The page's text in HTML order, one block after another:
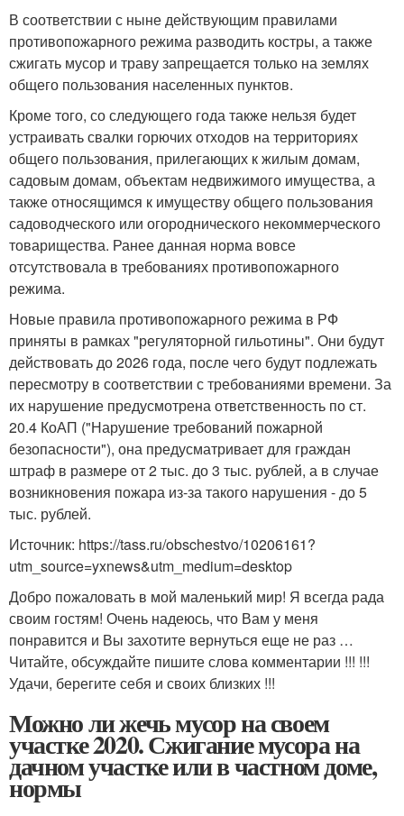
В соответствии с ныне действующим правилами
противопожарного режима разводить костры, а также
сжигать мусор и траву запрещается только на землях
общего пользования населенных пунктов.
Кроме того, со следующего года также нельзя будет
устраивать свалки горючих отходов на территориях
общего пользования, прилегающих к жилым домам,
садовым домам, объектам недвижимого имущества, а
также относящимся к имуществу общего пользования
садоводческого или огороднического некоммерческого
товарищества. Ранее данная норма вовсе
отсутствовала в требованиях противопожарного
режима.
Новые правила противопожарного режима в РФ
приняты в рамках "регуляторной гильотины". Они будут
действовать до 2026 года, после чего будут подлежать
пересмотру в соответствии с требованиями времени. За
их нарушение предусмотрена ответственность по ст.
20.4 КоАП ("Нарушение требований пожарной
безопасности"), она предусматривает для граждан
штраф в размере от 2 тыс. до 3 тыс. рублей, а в случае
возникновения пожара из-за такого нарушения - до 5
тыс. рублей.
Источник: https://tass.ru/obschestvo/10206161?
utm_source=yxnews&utm_medium=desktop
Добро пожаловать в мой маленький мир! Я всегда рада
своим гостям! Очень надеюсь, что Вам у меня
понравится и Вы захотите вернуться еще не раз …
Читайте, обсуждайте пишите слова комментарии !!! !!!
Удачи, берегите себя и своих близких !!!
Можно ли жечь мусор на своем
участке 2020. Сжигание мусора на
дачном участке или в частном доме,
нормы